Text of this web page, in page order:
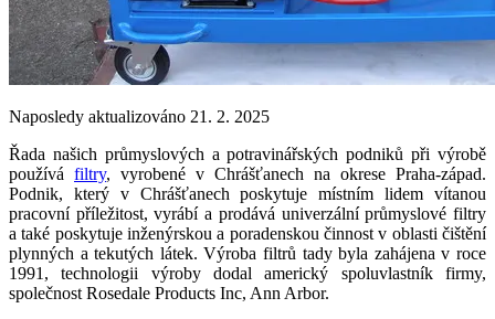
Naposledy aktualizováno 21. 2. 2025
Řada našich průmyslových a potravinářských podniků při výrobě
používá filtry, vyrobené v Chrášťanech na okrese Praha-západ.
Podnik, který v Chrášťanech poskytuje místním lidem vítanou
pracovní příležitost, vyrábí a prodává univerzální průmyslové filtry
a také poskytuje inženýrskou a poradenskou činnost v oblasti čištění
plynných a tekutých látek. Výroba filtrů tady byla zahájena v roce
1991, technologii výroby dodal americký spoluvlastník firmy,
společnost Rosedale Products Inc, Ann Arbor.